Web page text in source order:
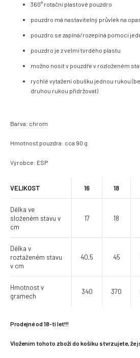
360° rotační plastové pouzdro
pouzdro má nastavitelný průvlek na
pouzdro se zapíná/rozepíná pomocí
pouzdro je z velmi tvrdého plastu
možno nosit v pouzdře v rozloženém
rychlé vytažení obušku jednou rukou
druhou rukou přidržovat)
Barva: chrom
Hmotnost pouzdra: cca 90 g
Výrobce: ESP
VELIKOST 16 18
Délka ve
složeném stavu v
cm
17 18
Délka v
roztaženém stavu
v cm
40,5 45
Hmotnost v
gramech
340 370
Prodejné od 18-ti let!!!
Vložením tohoto zboží do košíku stvrzujete, že